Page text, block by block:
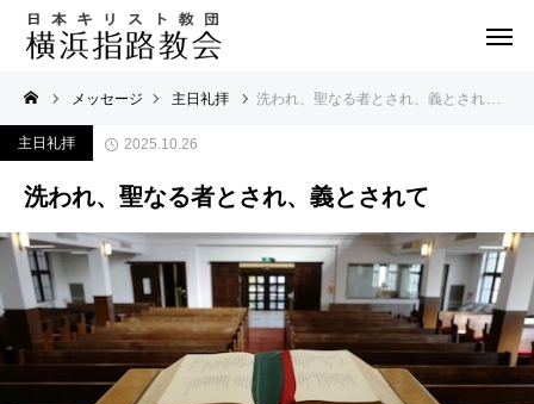
メッセージ 主日礼拝 洗われ、聖なる者とされ、義とされて
主日礼拝 2025.10.26
洗われ、聖なる者とされ、義とされて